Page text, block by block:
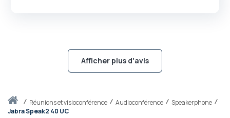
Accueilréunions et visioconférence Audioconférence
Speakerphone
Jabra Speak2 40 UC
Afficher plus d'avis